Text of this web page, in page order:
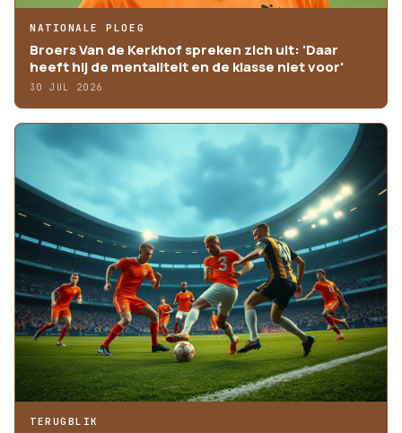
NATIONALE PLOEG
Broers Van de Kerkhof spreken zich uit: 'Daar
heeft hij de mentaliteit en de klasse niet voor'
30 JUL 2026
TERUGBLIK